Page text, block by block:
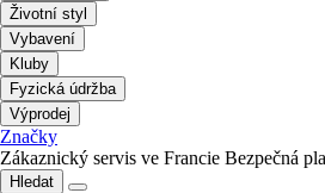
Životní styl
Vybavení
Kluby
Fyzická údržba
Výprodej
Značky
Zákaznický servis ve Francie Bezpečná
Hledat